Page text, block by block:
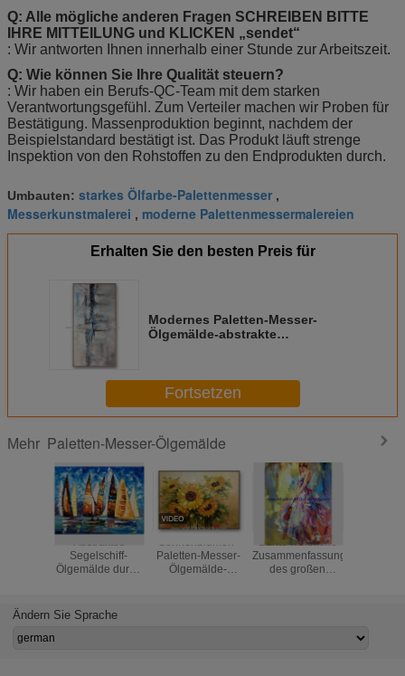
Q: Alle mögliche anderen Fragen SCHREIBEN BITTE
IHRE MITTEILUNG und KLICKEN „sendet“
: Wir antworten Ihnen innerhalb einer Stunde zur Arbeitszeit.
Q: Wie können Sie Ihre Qualität steuern?
: Wir haben ein Berufs-QC-Team mit dem starken
Verantwortungsgefühl. Zum Verteiler machen wir Proben für
Bestätigung. Massenproduktion beginnt, nachdem der
Beispielstandard bestätigt ist. Das Produkt läuft strenge
Inspektion von den Rohstoffen zu den Endprodukten durch.
Umbauten: starkes Ölfarbe-Palettenmesser ,
Messerkunstmalerei , moderne Palettenmessermalereien
Erhalten Sie den besten Preis für
Modernes Paletten-Messer-
Ölgemälde-abstrakte
Fortsetzen
Mehr Paletten-Messer-Ölgemälde
Segelschiff-
Ölgemälde durch
Ölgemälde
Paletten-Messer-
Ölgemälde-
Bunte weibliche
Zusammenfassung
des großen
Ändern Sie Sprache